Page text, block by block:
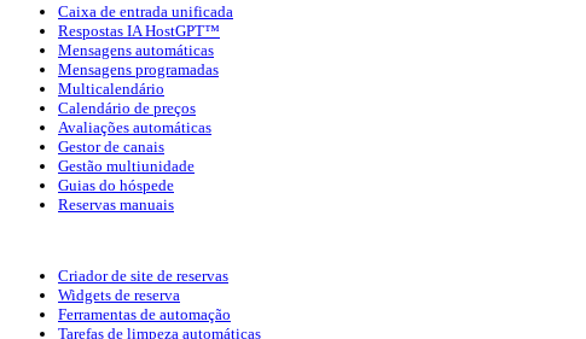
Caixa de entrada unificada
Respostas IA HostGPT™
Mensagens automáticas
Mensagens programadas
Multicalendário
Calendário de preços
Avaliações automáticas
Gestor de canais
Gestão multiunidade
Guias do hóspede
Reservas manuais
Criador de site de reservas
Widgets de reserva
Ferramentas de automação
Tarefas de limpeza automáticas